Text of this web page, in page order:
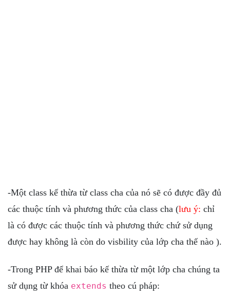
-Một class kế thừa từ class cha của nó sẽ có được đầy đủ
các thuộc tính và phương thức của class cha (lưu ý: chỉ
là có được các thuộc tính và phương thức chứ sử dụng
được hay không là còn do visbility của lớp cha thế nào ).
-Trong PHP để khai báo kế thừa từ một lớp cha chúng ta
sử dụng từ khóa extends theo cú pháp: